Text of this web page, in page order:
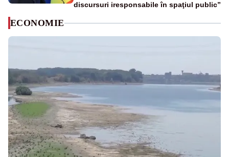
discursuri iresponsabile în spaţiul public”
ECONOMIE